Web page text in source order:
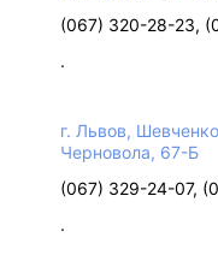
(067) 320-28-23,
.
г. Львов,
Черновола, 67-Б
(067) 329-24-07,
.